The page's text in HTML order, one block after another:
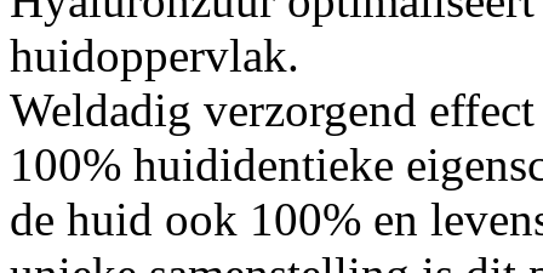
huidoppervlak.
Weldadig verzorgend
100% huididentieke
de huid ook 100% en